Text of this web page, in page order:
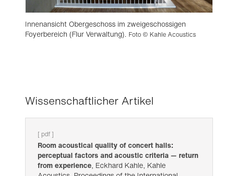
Innenansicht Obergeschoss im zweigeschossigen
Foyerbereich (Flur Verwaltung). Foto © Kahle Acoustics
Wissenschaftlicher Artikel
[ pdf ]
Room acoustical quality of concert halls:
perceptual factors and acoustic criteria — return
from experience, Eckhard Kahle, Kahle